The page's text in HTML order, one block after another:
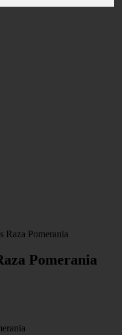
Raza Pomerania
Pomerania